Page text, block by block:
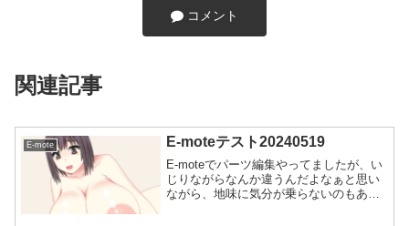
コメント
関連記事
E-mote E-moteテスト20240519
E-moteでパーツ編集やってましたが、い
じりながらなんか違うんだよなぁと思い
ながら、地味に気分が乗らないのもあっ